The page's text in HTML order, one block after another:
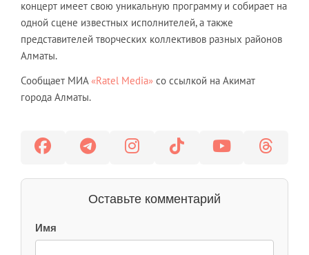
концерт имеет свою уникальную программу и собирает на
одной сцене известных исполнителей, а также
представителей творческих коллективов разных районов
Алматы.
Сообщает МИА «Ratel Media» со ссылкой на Акимат
города Алматы.
Оставьте комментарий
Имя